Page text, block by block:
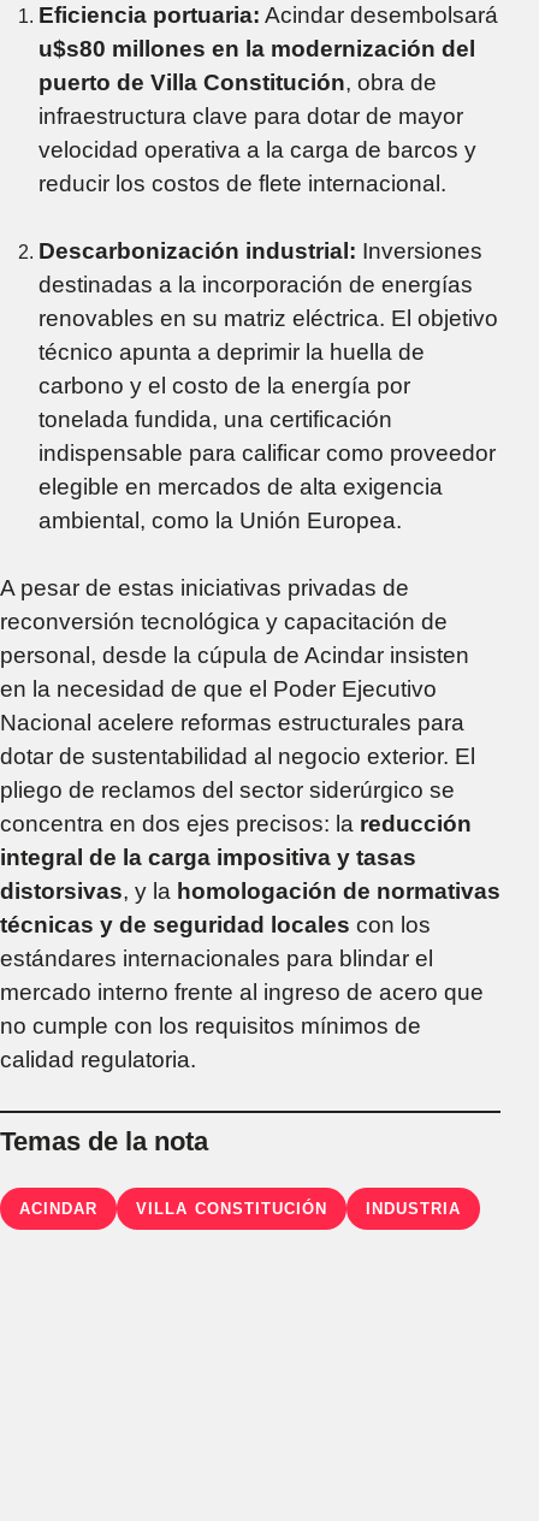
Eficiencia portuaria: Acindar desembolsará
u$s80 millones en la modernización del
puerto de Villa Constitución, obra de
infraestructura clave para dotar de mayor
velocidad operativa a la carga de barcos y
reducir los costos de flete internacional.
Descarbonización industrial: Inversiones
destinadas a la incorporación de energías
renovables en su matriz eléctrica. El objetivo
técnico apunta a deprimir la huella de
carbono y el costo de la energía por
tonelada fundida, una certificación
indispensable para calificar como proveedor
elegible en mercados de alta exigencia
ambiental, como la Unión Europea.
A pesar de estas iniciativas privadas de
reconversión tecnológica y capacitación de
personal, desde la cúpula de Acindar insisten
en la necesidad de que el Poder Ejecutivo
Nacional acelere reformas estructurales para
dotar de sustentabilidad al negocio exterior. El
pliego de reclamos del sector siderúrgico se
concentra en dos ejes precisos: la reducción
integral de la carga impositiva y tasas
distorsivas, y la homologación de normativas
técnicas y de seguridad locales con los
estándares internacionales para blindar el
mercado interno frente al ingreso de acero que
no cumple con los requisitos mínimos de
calidad regulatoria.
Temas de la nota
ACINDAR VILLA CONSTITUCIÓN INDUSTRIA